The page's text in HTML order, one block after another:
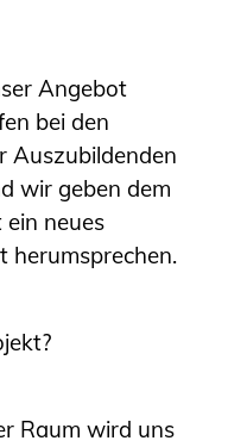
Angebot
bei den
Auszubildenden
wir geben dem
ein neues
herumsprechen.
Raum wird uns